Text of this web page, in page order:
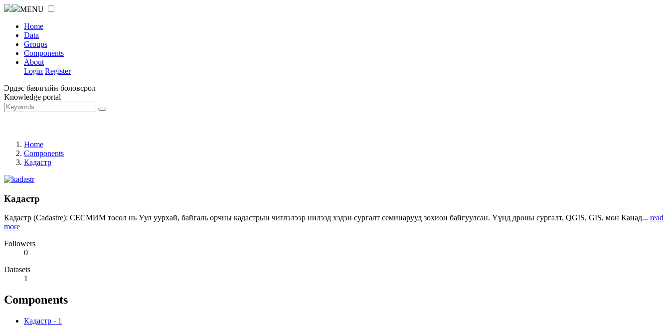
MENU
Home
Data
Groups
Components
About
Login Register
Эрдэс баялгийн боловсрол
Knowledge portal
Home
Components
Кадастр
Кадастр
Кадастр (Cadastre): СЕСМИМ төсөл нь Уул уурхай, байгаль орчны кадастрын чиглэлээр нилээд хэдэн сургалт семинарууд зохион байгуулсан. Үүнд дроны сургалт, QGIS, GIS, мөн Канад... read
more
Followers
0
Datasets
1
Components
Кадастр - 1